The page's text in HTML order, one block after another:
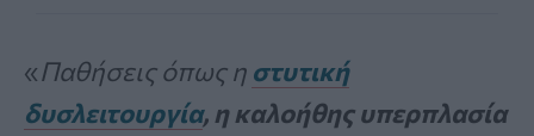
«Παθήσεις όπως η στυτική
δυσλειτουργία, η καλοήθης υπερπλασία